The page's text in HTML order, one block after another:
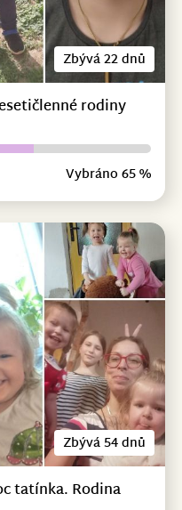
Zbývá 22 dnů
rodiny
Vybráno 65 %
Zbývá 54 dnů
tatínka. Rodina